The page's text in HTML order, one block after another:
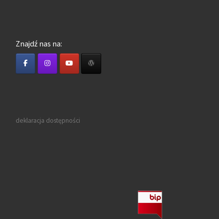
Znajdź nas na:
deklaracja dostępności